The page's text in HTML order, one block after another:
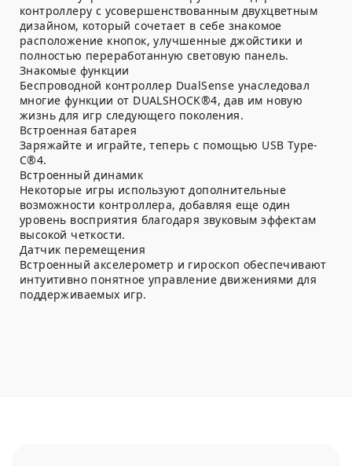
контроллеру с усовершенствованным двухцветным
дизайном, который сочетает в себе знакомое
расположение кнопок, улучшенные джойстики и
полностью переработанную световую панель.
Знакомые функции
Беспроводной контроллер DualSense унаследовал
многие функции от DUALSHOCK®4, дав им новую
жизнь для игр следующего поколения.
Встроенная батарея
Заряжайте и играйте, теперь с помощью USB Type-
C®4.
Встроенный динамик
Некоторые игры используют дополнительные
возможности контроллера, добавляя еще один
уровень восприятия благодаря звуковым эффектам
высокой четкости.
Датчик перемещения
Встроенный акселерометр и гироскоп обеспечивают
интуитивно понятное управление движениями для
поддерживаемых игр.